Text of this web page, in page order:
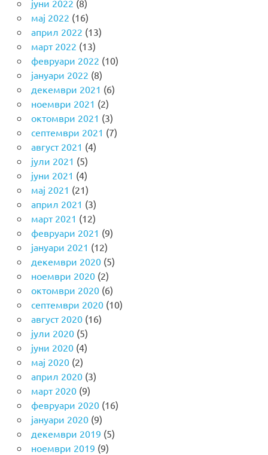
јуни 2022 (8)
мај 2022 (16)
април 2022 (13)
март 2022 (13)
февруари 2022 (10)
јануари 2022 (8)
декември 2021 (6)
ноември 2021 (2)
октомври 2021 (3)
септември 2021 (7)
август 2021 (4)
јули 2021 (5)
јуни 2021 (4)
мај 2021 (21)
април 2021 (3)
март 2021 (12)
февруари 2021 (9)
јануари 2021 (12)
декември 2020(5)
ноември 2020(2)
октомври 2020(6)
септември 2020(10)
август 2020(16)
јули 2020(5)
јуни 2020(4)
мај 2020(2)
април 2020(3)
март 2020(9)
февруари 2020(16)
јануари 2020(9)
декември 2019 (5)
ноември 2019 (9)